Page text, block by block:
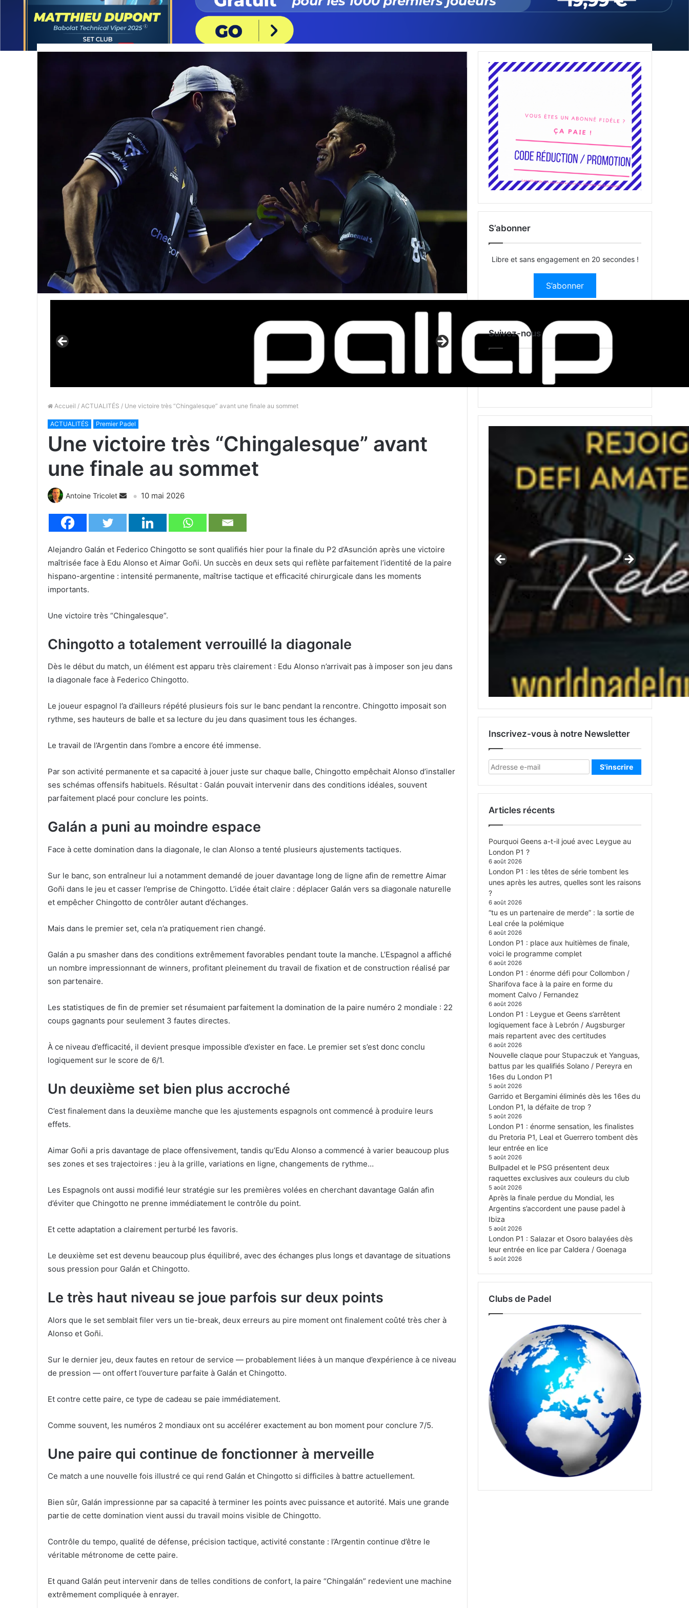
Accueil / ACTUALITÉS / Une victoire très “Chingalesque” avant une finale au sommet
ACTUALITÉS Premier Padel
Une victoire très “Chingalesque” avant
une finale au sommet
Antoine Tricolet 10 mai 2026
Alejandro Galán et Federico Chingotto se sont qualifiés hier pour la finale du P2 d’Asunción après une victoire
maîtrisée face à Edu Alonso et Aimar Goñi. Un succès en deux sets qui reflète parfaitement l’identité de la paire
hispano-argentine : intensité permanente, maîtrise tactique et efficacité chirurgicale dans les moments
importants.
Une victoire très “Chingalesque”.
Chingotto a totalement verrouillé la diagonale
Dès le début du match, un élément est apparu très clairement : Edu Alonso n’arrivait pas à imposer son jeu dans
la diagonale face à Federico Chingotto.
Le joueur espagnol l’a d’ailleurs répété plusieurs fois sur le banc pendant la rencontre. Chingotto imposait son
rythme, ses hauteurs de balle et sa lecture du jeu dans quasiment tous les échanges.
Le travail de l’Argentin dans l’ombre a encore été immense.
Par son activité permanente et sa capacité à jouer juste sur chaque balle, Chingotto empêchait Alonso d’installer
ses schémas offensifs habituels. Résultat : Galán pouvait intervenir dans des conditions idéales, souvent
parfaitement placé pour conclure les points.
Galán a puni au moindre espace
Face à cette domination dans la diagonale, le clan Alonso a tenté plusieurs ajustements tactiques.
Sur le banc, son entraîneur lui a notamment demandé de jouer davantage long de ligne afin de remettre Aimar
Goñi dans le jeu et casser l’emprise de Chingotto. L’idée était claire : déplacer Galán vers sa diagonale naturelle
et empêcher Chingotto de contrôler autant d’échanges.
Mais dans le premier set, cela n’a pratiquement rien changé.
Galán a pu smasher dans des conditions extrêmement favorables pendant toute la manche. L’Espagnol a affiché
un nombre impressionnant de winners, profitant pleinement du travail de fixation et de construction réalisé par
son partenaire.
Les statistiques de fin de premier set résumaient parfaitement la domination de la paire numéro 2 mondiale : 22
coups gagnants pour seulement 3 fautes directes.
À ce niveau d’efficacité, il devient presque impossible d’exister en face. Le premier set s’est donc conclu
logiquement sur le score de 6/1.
Un deuxième set bien plus accroché
C’est finalement dans la deuxième manche que les ajustements espagnols ont commencé à produire leurs
effets.
Aimar Goñi a pris davantage de place offensivement, tandis qu’Edu Alonso a commencé à varier beaucoup plus
ses zones et ses trajectoires : jeu à la grille, variations en ligne, changements de rythme…
Les Espagnols ont aussi modifié leur stratégie sur les premières volées en cherchant davantage Galán afin
d’éviter que Chingotto ne prenne immédiatement le contrôle du point.
Et cette adaptation a clairement perturbé les favoris.
Le deuxième set est devenu beaucoup plus équilibré, avec des échanges plus longs et davantage de situations
sous pression pour Galán et Chingotto.
Le très haut niveau se joue parfois sur deux points
Alors que le set semblait filer vers un tie-break, deux erreurs au pire moment ont finalement coûté très cher à
Alonso et Goñi.
Sur le dernier jeu, deux fautes en retour de service — probablement liées à un manque d’expérience à ce niveau
de pression — ont offert l’ouverture parfaite à Galán et Chingotto.
Et contre cette paire, ce type de cadeau se paie immédiatement.
Comme souvent, les numéros 2 mondiaux ont su accélérer exactement au bon moment pour conclure 7/5.
Une paire qui continue de fonctionner à merveille
Ce match a une nouvelle fois illustré ce qui rend Galán et Chingotto si difficiles à battre actuellement.
Bien sûr, Galán impressionne par sa capacité à terminer les points avec puissance et autorité. Mais une grande
partie de cette domination vient aussi du travail moins visible de Chingotto.
Contrôle du tempo, qualité de défense, précision tactique, activité constante : l’Argentin continue d’être le
véritable métronome de cette paire.
Et quand Galán peut intervenir dans de telles conditions de confort, la paire “Chingalán” redevient une machine
extrêmement compliquée à enrayer.
S’abonner
Libre et sans engagement en 20 secondes !
S’abonner
Suivez-nous
Inscrivez-vous à notre Newsletter
Articles récents
Pourquoi Geens a-t-il joué avec Leygue au
London P1 ?
6 août 2026
London P1 : les têtes de série tombent les
unes après les autres, quelles sont les raisons
?
6 août 2026
“tu es un partenaire de merde” : la sortie de
Leal crée la polémique
6 août 2026
London P1 : place aux huitièmes de finale,
voici le programme complet
6 août 2026
London P1 : énorme défi pour Collombon /
Sharifova face à la paire en forme du
moment Calvo / Fernandez
6 août 2026
London P1 : Leygue et Geens s’arrêtent
logiquement face à Lebrón / Augsburger
mais repartent avec des certitudes
6 août 2026
Nouvelle claque pour Stupaczuk et Yanguas,
battus par les qualifiés Solano / Pereyra en
16es du London P1
5 août 2026
Garrido et Bergamini éliminés dès les 16es du
London P1, la défaite de trop ?
5 août 2026
London P1 : énorme sensation, les finalistes
du Pretoria P1, Leal et Guerrero tombent dès
leur entrée en lice
5 août 2026
Bullpadel et le PSG présentent deux
raquettes exclusives aux couleurs du club
5 août 2026
Après la finale perdue du Mondial, les
Argentins s’accordent une pause padel à
Ibiza
5 août 2026
London P1 : Salazar et Osoro balayées dès
leur entrée en lice par Caldera / Goenaga
5 août 2026
Clubs de Padel